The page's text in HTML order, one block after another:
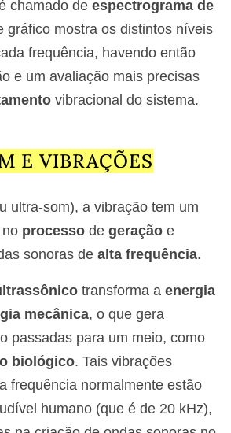
chamado de espectrograma de
gráfico mostra os distintos níveis
frequência, havendo então
e um avaliação mais precisas
vibracional do sistema.
E VIBRAÇÕES
ultra-som), a vibração tem um
processo de geração e
sonoras de alta frequência.
transforma a energia
mecânica, o que gera
passadas para um meio, como
biológico. Tais vibrações
frequência normalmente estão
humano (que é de 20 kHz),